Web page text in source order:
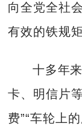
向全党全社
有效的铁规
十多年
卡、明信片
费”“车轮上